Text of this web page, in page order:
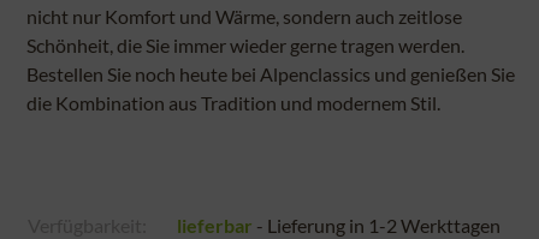
nicht nur Komfort und Wärme, sondern auch zeitlose
Schönheit, die Sie immer wieder gerne tragen werden.
Bestellen Sie noch heute bei Alpenclassics und genießen Sie
die Kombination aus Tradition und modernem Stil.
lieferbar - Lieferung in 1-2 Werkttagen